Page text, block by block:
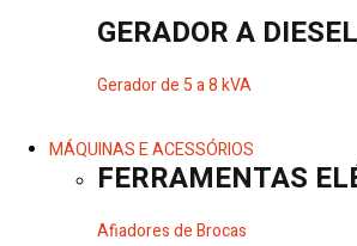
GERADOR A DIESEL
Gerador de 5 a 8 kVA
MÁQUINAS E ACESSÓRIOS
FERRAMENTAS
Afiadores de Brocas